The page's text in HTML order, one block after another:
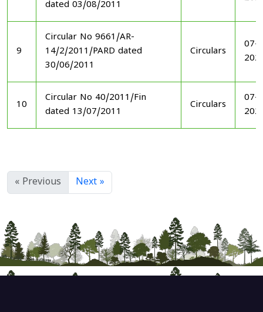
dated 03/08/2011
9
Circular No 9661/AR-
14/2/2011/PARD dated
30/06/2011
Circulars
07-
10
Circular No 40/2011/Fin
dated 13/07/2011
Circulars
07-
« Previous Next »